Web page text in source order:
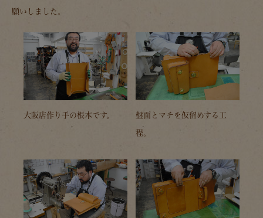
願いしました。
大阪店作り手の根本です。
盤面とマチを仮留めする工
程。